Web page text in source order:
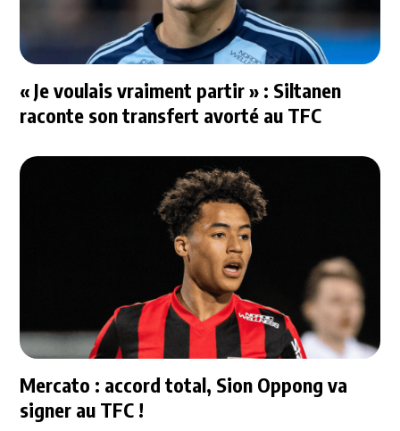
« Je voulais vraiment partir » : Siltanen
raconte son transfert avorté au TFC
Mercato : accord total, Sion Oppong va
signer au TFC !